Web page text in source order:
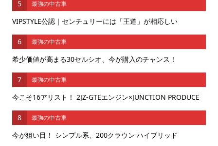
5 最強の中古車
VIPSTYLE公認｜センチュリーには「王道」が相応しい
6 最強の中古車
希少価値が高まる30セルシオ、今が購入のチャンス！
7 最強の中古車
今こそ16アリスト！ 2JZ-GTEエンジン×JUNCTION PRODUCE
8 最強の中古車
今が狙い目！ シンプル系、200クラウン ハイブリッド